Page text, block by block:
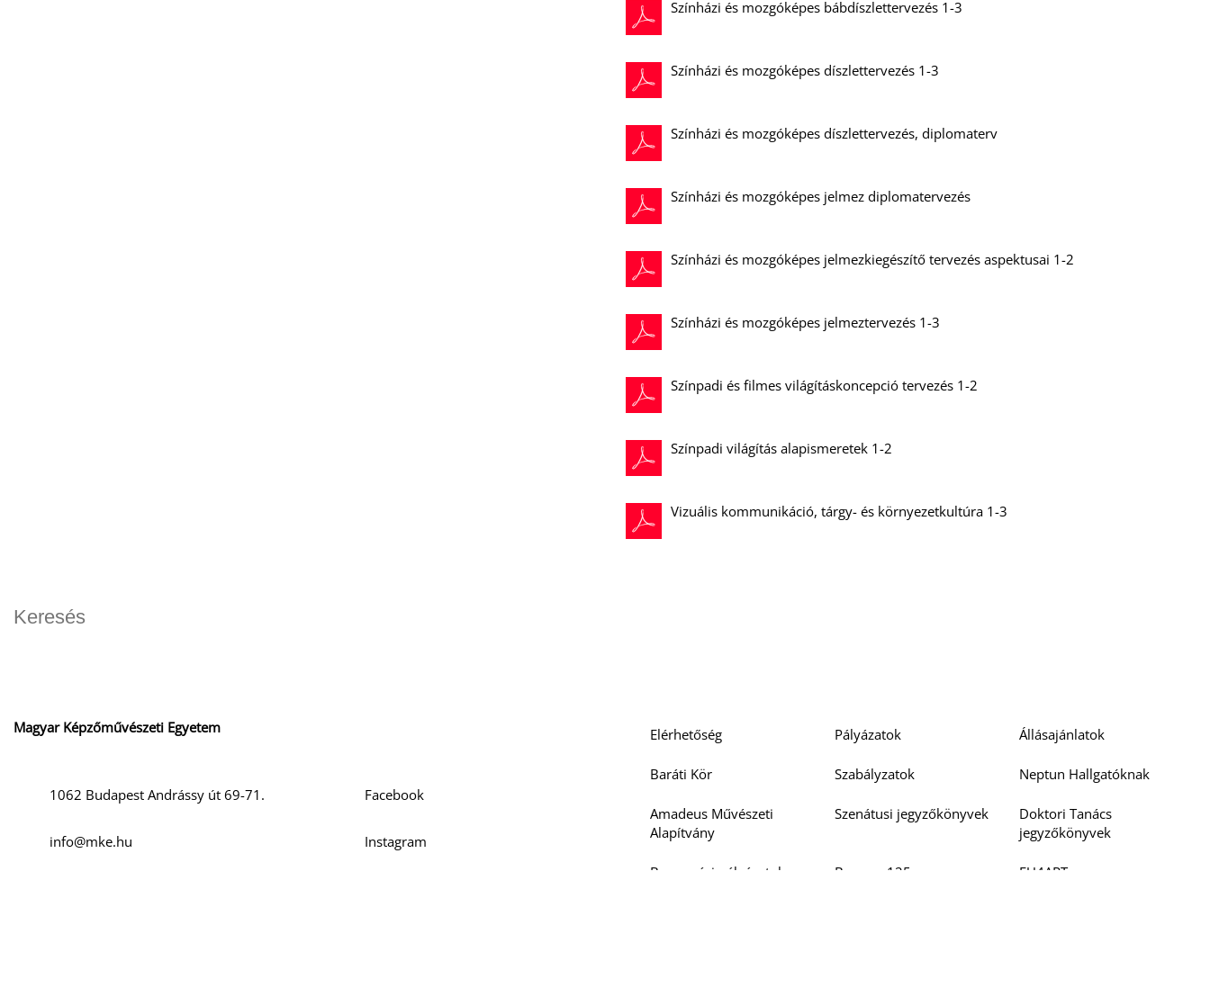
Színházi és mozgóképes bábdíszlettervezés 1-3
Színházi és mozgóképes díszlettervezés 1-3
Színházi és mozgóképes díszlettervezés, diplomaterv
Színházi és mozgóképes jelmez diplomatervezés
Színházi és mozgóképes jelmezkiegészítő tervezés aspektusai 1-2
Színházi és mozgóképes jelmeztervezés 1-3
Színpadi és filmes világításkoncepció tervezés 1-2
Színpadi világítás alapismeretek 1-2
Vizuális kommunikáció, tárgy- és környezetkultúra 1-3
Magyar Képzőművészeti Egyetem
1062 Budapest Andrássy út 69-71.
info@mke.hu
Facebook
Instagram
Elérhetőség Pályázatok Állásajánlatok
Baráti Kör Szabályzatok Neptun Hallgatóknak
Amadeus Művészeti
Alapítvány
Szenátusi jegyzőkönyvek
Doktori Tanács
jegyzőkönyvek
Beszerzési pályázatok Barcsay 125 EU4ART